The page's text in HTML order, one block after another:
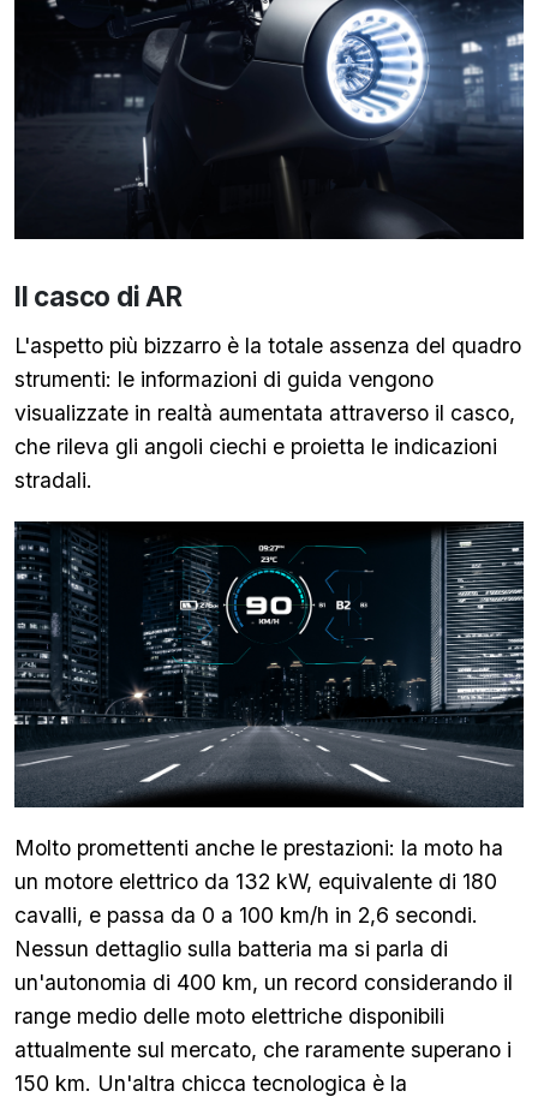
Il casco di AR
L'aspetto più bizzarro è la totale assenza del quadro
strumenti: le informazioni di guida vengono
visualizzate in realtà aumentata attraverso il casco,
che rileva gli angoli ciechi e proietta le indicazioni
stradali.
Molto promettenti anche le prestazioni: la moto ha
un motore elettrico da 132 kW, equivalente di 180
cavalli, e passa da 0 a 100 km/h in 2,6 secondi.
Nessun dettaglio sulla batteria ma si parla di
un'autonomia di 400 km, un record considerando il
range medio delle moto elettriche disponibili
attualmente sul mercato, che raramente superano i
150 km. Un'altra chicca tecnologica è la